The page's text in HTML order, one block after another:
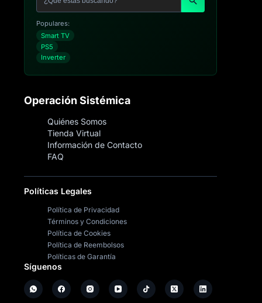
Populares:
Smart TV
PS5
Inverter
Operación Sistémica
Quiénes Somos
Tienda Virtual
Información de Contacto
FAQ
Políticas Legales
Política de Privacidad
Términos y Condiciones
Política de Cookies
Política de Reembolsos
Políticas de Garantía
Síguenos